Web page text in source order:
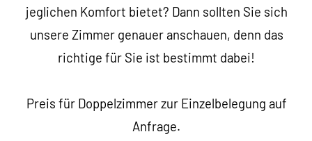
jeglichen Komfort bietet? Dann sollten Sie sich
unsere Zimmer genauer anschauen, denn das
richtige für Sie ist bestimmt dabei!
Preis für Doppelzimmer zur Einzelbelegung auf
Anfrage.